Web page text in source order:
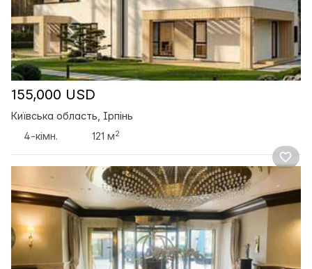
155,000 USD
Київська область, Ірпінь
4-кімн.
121 м2